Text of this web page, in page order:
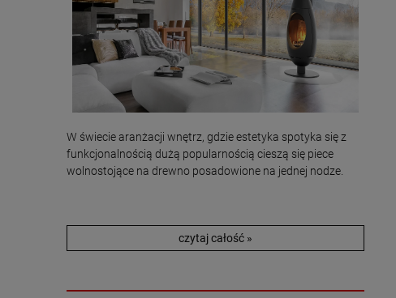
W świecie aranżacji wnętrz, gdzie estetyka spotyka się z
funkcjonalnością dużą popularnością cieszą się piece
wolnostojące na drewno posadowione na jednej nodze.
czytaj całość »